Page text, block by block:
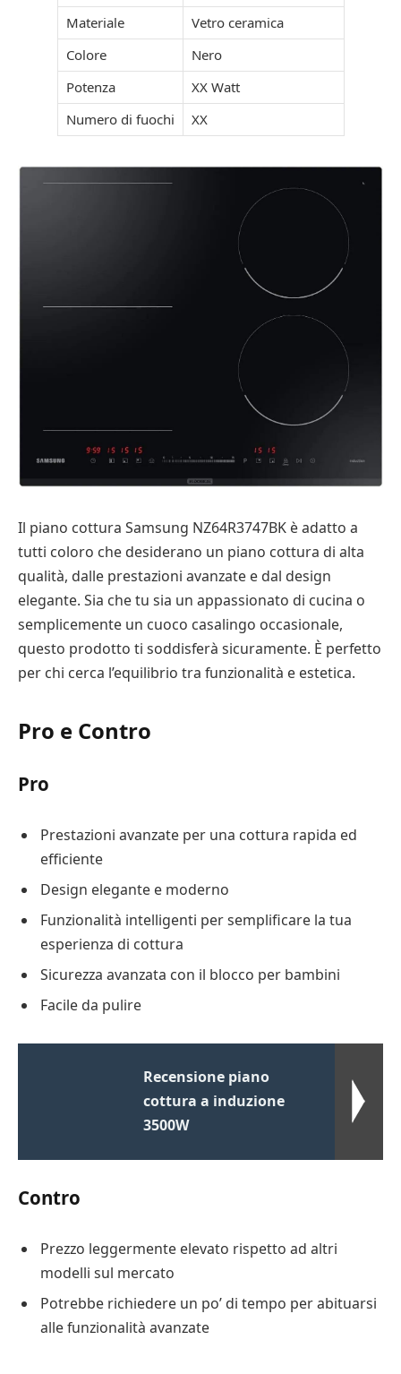
Materiale
Vetro ceramica
Colore
Nero
Potenza
XX Watt
Numero di fuochi
XX
Il piano cottura Samsung NZ64R3747BK è adatto a
tutti coloro che desiderano un piano cottura di alta
qualità, dalle prestazioni avanzate e dal design
elegante. Sia che tu sia un appassionato di cucina o
semplicemente un cuoco casalingo occasionale,
questo prodotto ti soddisferà sicuramente. È perfetto
per chi cerca l’equilibrio tra funzionalità e estetica.
Pro e Contro
Pro
Prestazioni avanzate per una cottura rapida ed
efficiente
Design elegante e moderno
Funzionalità intelligenti per semplificare la tua
esperienza di cottura
Sicurezza avanzata con il blocco per bambini
Facile da pulire
Recensione piano
cottura a induzione
3500W
Contro
Prezzo leggermente elevato rispetto ad altri
modelli sul mercato
Potrebbe richiedere un po’ di tempo per abituarsi
alle funzionalità avanzate